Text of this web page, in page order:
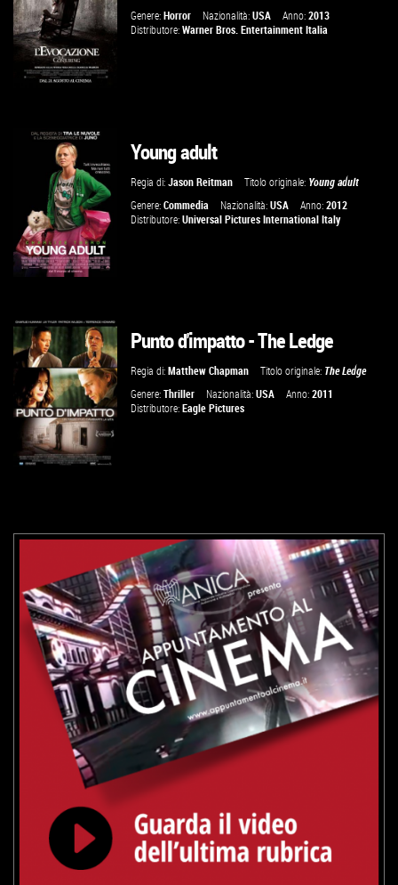
VAI ALLA SCHEDA
Genere:Horror Nazionalità:USA Anno:2013
Distributore:Warner Bros. Entertainment Italia
VAI ALLA SCHEDA
Young adult
Regia di:Jason Reitman Titolo originale: Young adult
Genere:Commedia Nazionalità:USA Anno:2012
Distributore:Universal Pictures International Italy
Punto d'impatto - The Ledge
Regia di:Matthew Chapman Titolo originale: The Ledge
Genere:Thriller Nazionalità:USA Anno:2011
Distributore:Eagle Pictures